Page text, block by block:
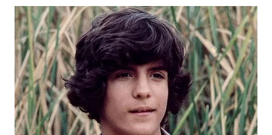
WN
BOROBUDUR
WN
MADURA
WN
SURABAYA